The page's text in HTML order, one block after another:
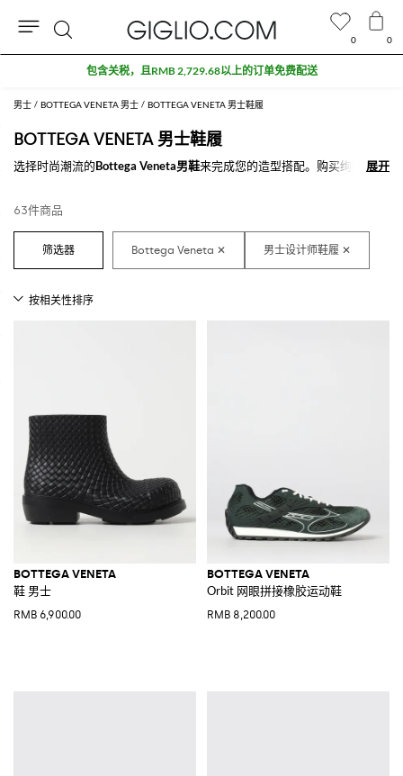
男士 BOTTEGA VENETA 男士 BOTTEGA VENETA 男士鞋履
BOTTEGA VENETA 男士鞋履
选择时尚潮流的Bottega Veneta男鞋来完成您的造型搭配。购买绚丽非凡
在GIGLIO.COM上探索最新款
展开
展开
63件商品
BOTTEGA VENETA
鞋 男士
RMB 6,900.00
BOTTEGA VENETA
Orbit 网眼拼接橡胶运动鞋
RMB 8,200.00
0 0
包含关税，且RMB 2,729.68以上的订单免费配送